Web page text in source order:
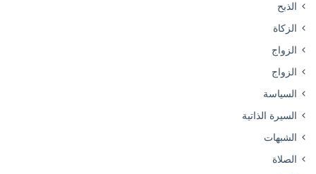
الذبح
الزكاة
الزواج
الزواج
السياسة
السيرة الذاتية
الشبهات
الصلاة